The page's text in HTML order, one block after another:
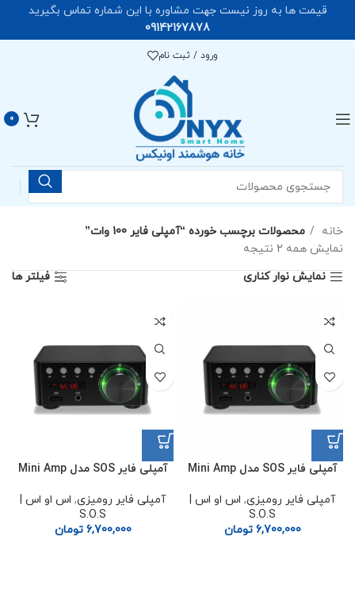
ورود / ثبت نام
0
خانه
محصولات برچسب خورده “آمپلی فایر 100 وات”
نمایش همه 2 نتیجه
نمایش نوار کناری
فیلتر ها
آمپلی فایر SOS مدل Mini Amp
آمپلی فایر رومیزی, اس او اس |
S.O.S
6,700,000 تومان
آمپلی فایر SOS مدل Mini Amp
آمپلی فایر رومیزی, اس او اس |
S.O.S
6,700,000 تومان
قیمت ها به روز نیست جهت مشاوره با این شماره تماس بگیرید
09142167878